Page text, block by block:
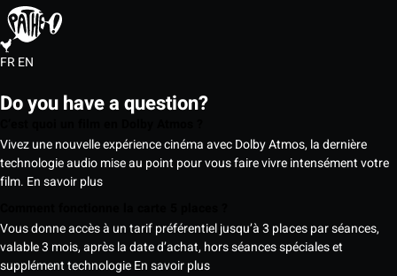
FREN
Do you have a question?
Vivez une nouvelle expérience cinéma avec Dolby Atmos, la dernière
technologie audio mise au point pour vous faire vivre intensément votre
film. En savoir plus
Vous donne accès à un tarif préférentiel jusqu’à 3 places par séances,
valable 3 mois, après la date d’achat, hors séances spéciales et
supplément technologieEn savoir plus